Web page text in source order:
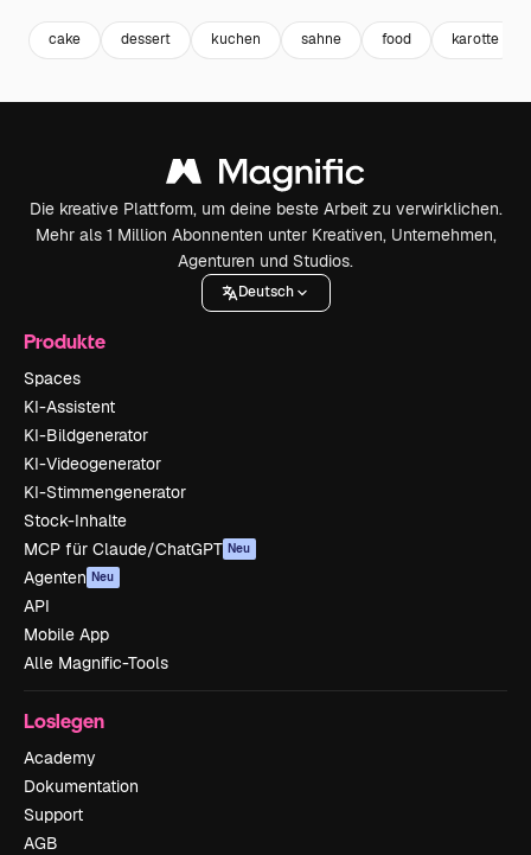
cake dessert kuchen sahne food karotte
Die kreative Plattform, um deine beste Arbeit zu verwirklichen.
Mehr als 1 Million Abonnenten unter Kreativen, Unternehmen,
Agenturen und Studios.
Deutsch
Produkte
Spaces
KI-Assistent
KI-Bildgenerator
KI-Videogenerator
KI-Stimmengenerator
Stock-Inhalte
MCP für Claude/ChatGPT Neu
Agenten Neu
API
Mobile App
Alle Magnific-Tools
Loslegen
Academy
Dokumentation
Support
AGB